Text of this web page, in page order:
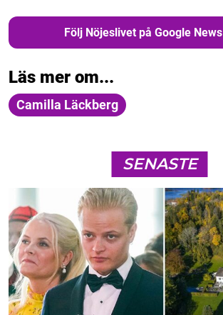
Följ Nöjeslivet på Google News
Läs mer om...
Camilla Läckberg
SENASTE